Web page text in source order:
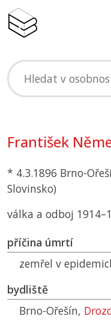
František
* 4.3.1896 Brno-
Slovinsko)
válka a odboj
příčina úmrtí
zemřel v
bydliště
Brno-Ořešín,